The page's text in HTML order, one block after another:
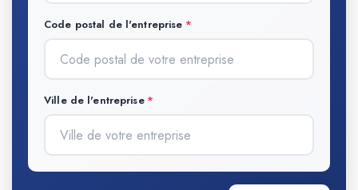
Code postal de l'entreprise
Ville de l'entreprise